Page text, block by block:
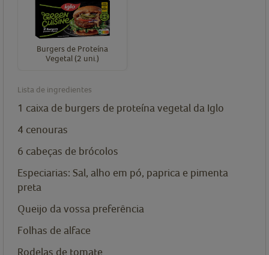
Burgers de Proteína
Vegetal (2 uni.)
Lista de ingredientes
1 caixa de burgers de proteína vegetal da Iglo
4 cenouras
6 cabeças de brócolos
Especiarias: Sal, alho em pó, paprica e pimenta
preta
Queijo da vossa preferência
Folhas de alface
Rodelas de tomate